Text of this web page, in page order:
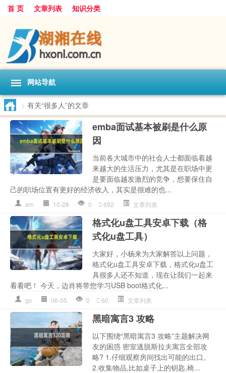
首 页 文章列表 知识分类
网站导航
> 有关“很多人”的文章
emba面试基本被刷是什么原
因
当前各大城市中的社会人士都面临着越
来越大的生活压力，尤其是在职场中更
是要面临越发激烈的竞争，想要保住自
己的职场位置有更好的经济收入，其实是很难的也...
em 10-28 0 692 文章列表
格式化u盘工具安卓下载（格
式化u盘工具）
大家好，小杨来为大家解答以上问题，
格式化u盘工具安卓下载，格式化u盘工
具很多人还不知道，现在让我们一起来
看看吧！ 今天，边肖将带您学习USB boot格式化...
gs 06-05 0 60 文章列表
黑暗寓言3 攻略
以下围绕“黑暗寓言3 攻略”主题解决网
友的困惑 密室逃脱斯拉夫寓言全部攻
略? 1.仔细观察房间找出可能的出口。
2.收集物品,比如桌子上的钥匙,椅...